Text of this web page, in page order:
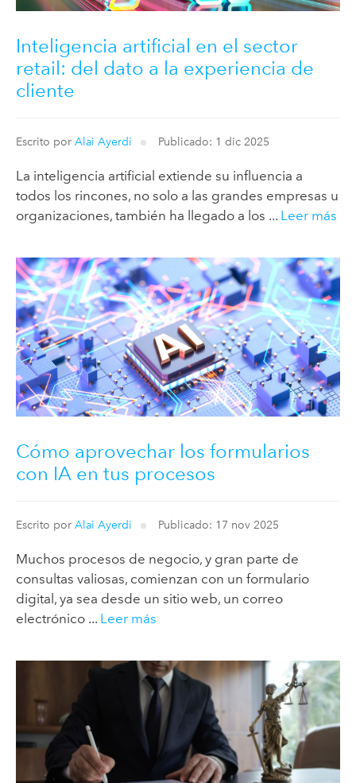
Inteligencia artificial en el sector
retail: del dato a la experiencia de
cliente
Escrito por Alai Ayerdi Publicado: 1 dic 2025
La inteligencia artificial extiende su influencia a
todos los rincones, no solo a las grandes empresas u
organizaciones, también ha llegado a los ... Leer más
Cómo aprovechar los formularios
con IA en tus procesos
Escrito por Alai Ayerdi Publicado: 17 nov 2025
Muchos procesos de negocio, y gran parte de
consultas valiosas, comienzan con un formulario
digital, ya sea desde un sitio web, un correo
electrónico ... Leer más